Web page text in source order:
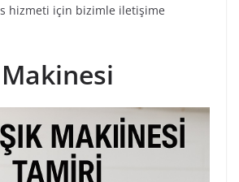
hizmeti için bizimle iletişime